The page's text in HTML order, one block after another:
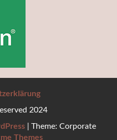
2024
Theme: Corporate
Themes